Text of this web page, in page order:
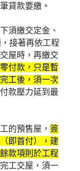
貸款要繳。
須繳交定金、
接著再依工程
屋時，再繳交
付款，只是暫
工後，須一次
款壓力延到最
的預售屋， 簽
即首付），建
款項則於工程
工交屋，須一